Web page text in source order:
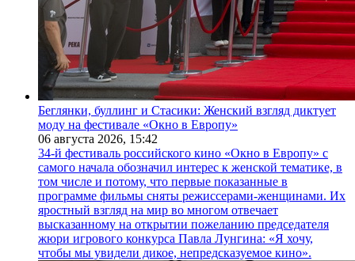
Беглянки, буллинг и Стасики: Женский взгляд диктует
моду на фестивале «Окно в Европу»
06 августа 2026, 15:42
34-й фестиваль российского кино «Окно в Европу» с
самого начала обозначил интерес к женской тематике, в
том числе и потому, что первые показанные в
программе фильмы сняты режиссерами-женщинами. Их
яростный взгляд на мир во многом отвечает
высказанному на открытии пожеланию председателя
жюри игрового конкурса Павла Лунгина: «Я хочу,
чтобы мы увидели дикое, непредсказуемое кино».